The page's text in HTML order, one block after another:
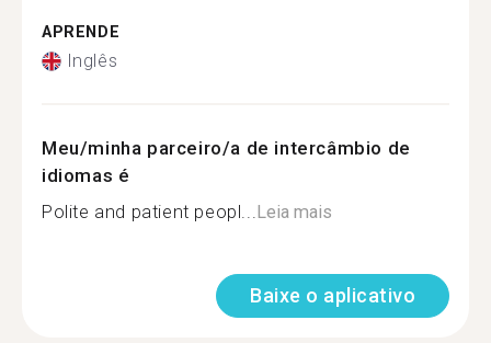
APRENDE
Inglês
Meu/minha parceiro/a de intercâmbio de
idiomas é
Polite and patient peopl...Leia mais
Baixe o aplicativo